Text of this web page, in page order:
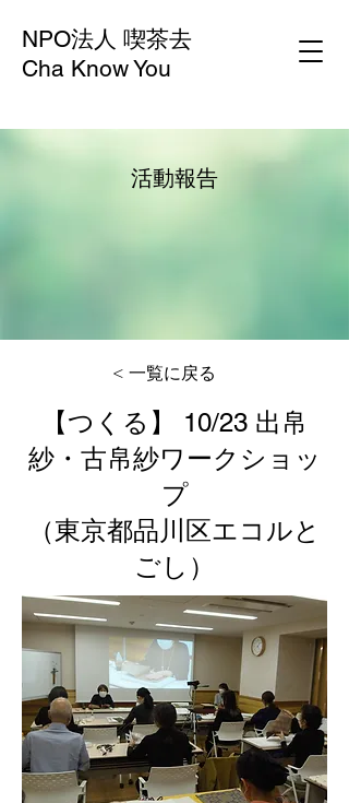
NPO法人 喫茶去
Cha Know You
活動報告
< 一覧に戻る
【つくる】 10/23 出帛
紗・古帛紗ワークショッ
プ
（東京都品川区エコルと
ごし）